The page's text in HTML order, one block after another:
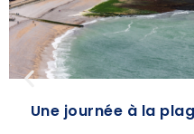
Une journée à la